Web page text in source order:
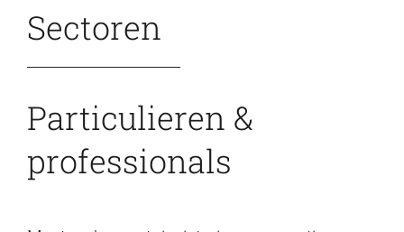
Sectoren
Particulieren &
professionals